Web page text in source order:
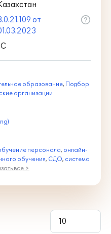
от
образование, Подбор
организации
персонала, онлайн-
обучения, СДО, система
все >